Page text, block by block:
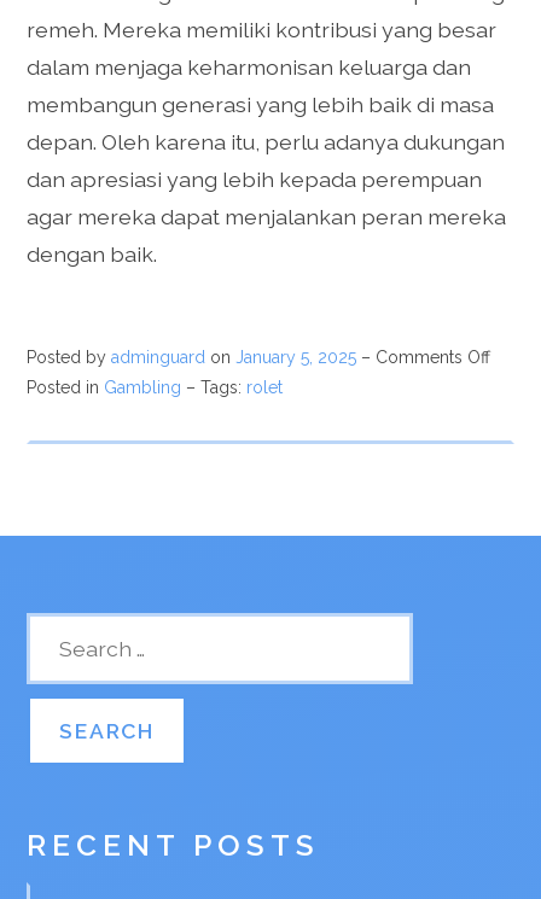
remeh. Mereka memiliki kontribusi yang besar
dalam menjaga keharmonisan keluarga dan
membangun generasi yang lebih baik di masa
depan. Oleh karena itu, perlu adanya dukungan
dan apresiasi yang lebih kepada perempuan
agar mereka dapat menjalankan peran mereka
dengan baik.
Posted byadminguard on January 5, 2025 – Comments Off
Posted in Gambling – Tags: rolet
RECENT POSTS